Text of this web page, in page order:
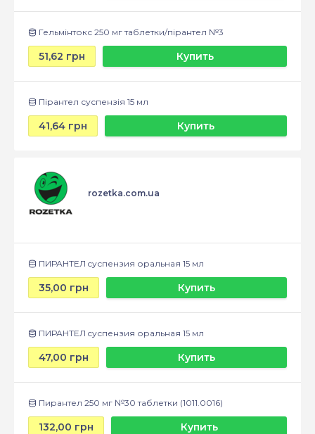
Гельмінтокс 250 мг таблетки/пірантел №3
51,62 грн Купить
Пірантел суспензія 15 мл
41,64 грн Купить
rozetka.com.ua
ПИРАНТЕЛ cуспензия оральная 15 мл
35,00 грн Купить
ПИРАНТЕЛ cуспензия оральная 15 мл
47,00 грн Купить
Пирантел 250 мг №30 таблетки (1011.0016)
132,00 грн Купить